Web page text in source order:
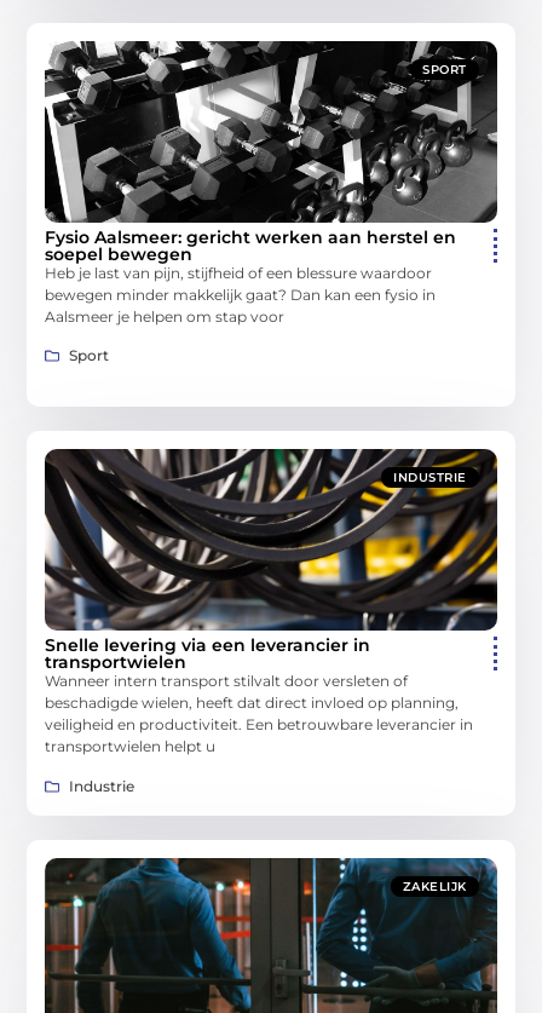
SPORT
Fysio Aalsmeer: gericht werken aan herstel en
soepel bewegen
Heb je last van pijn, stijfheid of een blessure waardoor
bewegen minder makkelijk gaat? Dan kan een fysio in
Aalsmeer je helpen om stap voor
Sport
INDUSTRIE
Snelle levering via een leverancier in
transportwielen
Wanneer intern transport stilvalt door versleten of
beschadigde wielen, heeft dat direct invloed op planning,
veiligheid en productiviteit. Een betrouwbare leverancier in
transportwielen helpt u
Industrie
ZAKELIJK